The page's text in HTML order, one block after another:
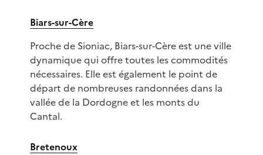
Biars-sur-Cère
Proche de Sioniac, Biars-sur-Cère est une ville
dynamique qui offre toutes les commodités
nécessaires. Elle est également le point de
départ de nombreuses randonnées dans la
vallée de la Dordogne et les monts du
Cantal.
Bretenoux